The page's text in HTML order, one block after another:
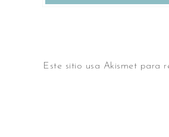
Este sitio usa Akismet para